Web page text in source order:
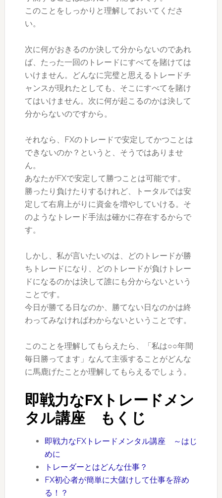
このことをしっかりと理解しておいてくださ
い。
次に何がおきるのか決して分からないのであれ
ば、たった一回のトレードにすべてを賭けては
いけません。どんなに完璧と思えるトレードチ
ャンスが現れたとしても、そこにすべてを賭け
てはいけません。次に何が起こるのかは決して
分からないのですから。
それなら、FXのトレードで安定してかつことは
できないのか？というと、そうではありませ
ん。
あなたがFXで安定して勝つことは可能です。
勝ったり負けたりするけれど、トータルでは安
定して右肩上がりに資金を増やしていける。そ
のようなトレード手法は確かに存在するからで
す。
しかし、私が言いたいのは、どのトレードが勝
ちトレードになり、どのトレードが負けトレー
ドになるのかは決して誰にも分からないという
ことです。
今日が勝てる日なのか、勝てない日なのかは終
わってみなければわからないということです。
このことを理解してもらえたら、「私は○○年間
毎日勝ってます」なんて主張することがどんな
に馬鹿げたことか理解してもらえるでしょう。
即戦力なFXトレードメン
タル講座 もくじ
即戦力なFXトレードメンタル講座 ～はじ
めに
トレーダーとはどんな仕事？
FX初心者が簡単に大儲けして仕事を辞め
る！？